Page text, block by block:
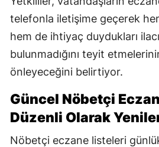
telefonla iletişime geçerek
hem de ihtiyaç duydukları
bulunmadığını teyit
önleyeceğini belirtiyor.
Güncel Nöbetçi
Düzenli Olarak
Nöbetçi eczane listeleri